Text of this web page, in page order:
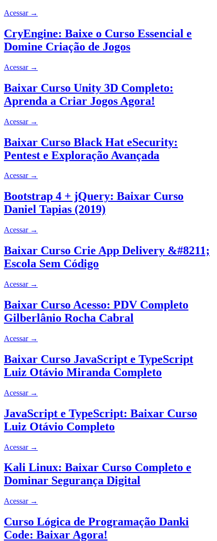
Acessar →
CryEngine: Baixe o Curso Essencial e
Domine Criação de Jogos
Acessar →
Baixar Curso Unity 3D Completo:
Aprenda a Criar Jogos Agora!
Acessar →
Baixar Curso Black Hat eSecurity:
Pentest e Exploração Avançada
Acessar →
Bootstrap 4 + jQuery: Baixar Curso
Daniel Tapias (2019)
Acessar →
Baixar Curso Crie App Delivery &#8211;
Escola Sem Código
Acessar →
Baixar Curso Acesso: PDV Completo
Gilberlânio Rocha Cabral
Acessar →
Baixar Curso JavaScript e TypeScript
Luiz Otávio Miranda Completo
Acessar →
JavaScript e TypeScript: Baixar Curso
Luiz Otávio Completo
Acessar →
Kali Linux: Baixar Curso Completo e
Dominar Segurança Digital
Acessar →
Curso Lógica de Programação Danki
Code: Baixar Agora!